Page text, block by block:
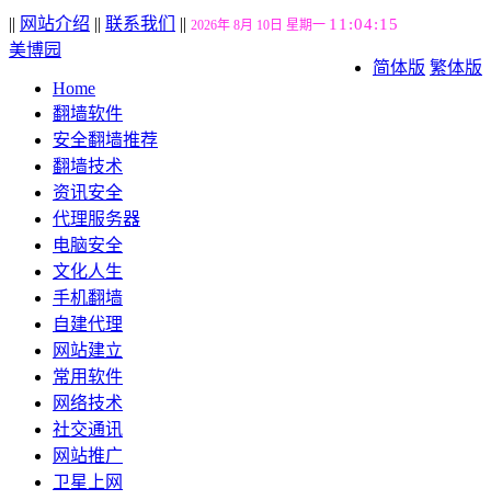
|| 网站介绍 || 联系我们 || 2026年 8月 10日 星期一 11:04:15
简体版 繁体版
美博园
Home
翻墙软件
安全翻墙推荐
翻墙技术
资讯安全
代理服务器
电脑安全
文化人生
手机翻墙
自建代理
网站建立
常用软件
网络技术
社交通讯
网站推广
卫星上网